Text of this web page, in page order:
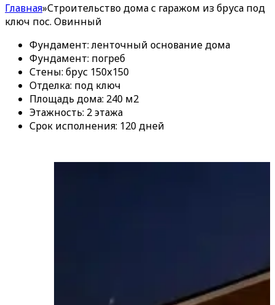
Главная»Строительство дома с гаражом из бруса под
ключ пос. Овинный
Фундамент: ленточный основание дома
Фундамент: погреб
Стены: брус 150х150
Отделка: под ключ
Площадь дома: 240 м2
Этажность: 2 этажа
Срок исполнения: 120 дней